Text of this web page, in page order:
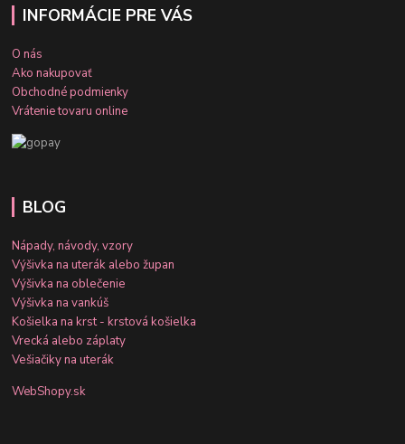
INFORMÁCIE PRE VÁS
O nás
Ako nakupovať
Obchodné podmienky
Vrátenie tovaru online
BLOG
Nápady, návody, vzory
Výšivka na uterák alebo župan
Výšivka na oblečenie
Výšivka na vankúš
Košielka na krst - krstová košielka
Vrecká alebo záplaty
Vešiačiky na uterák
WebShopy.sk